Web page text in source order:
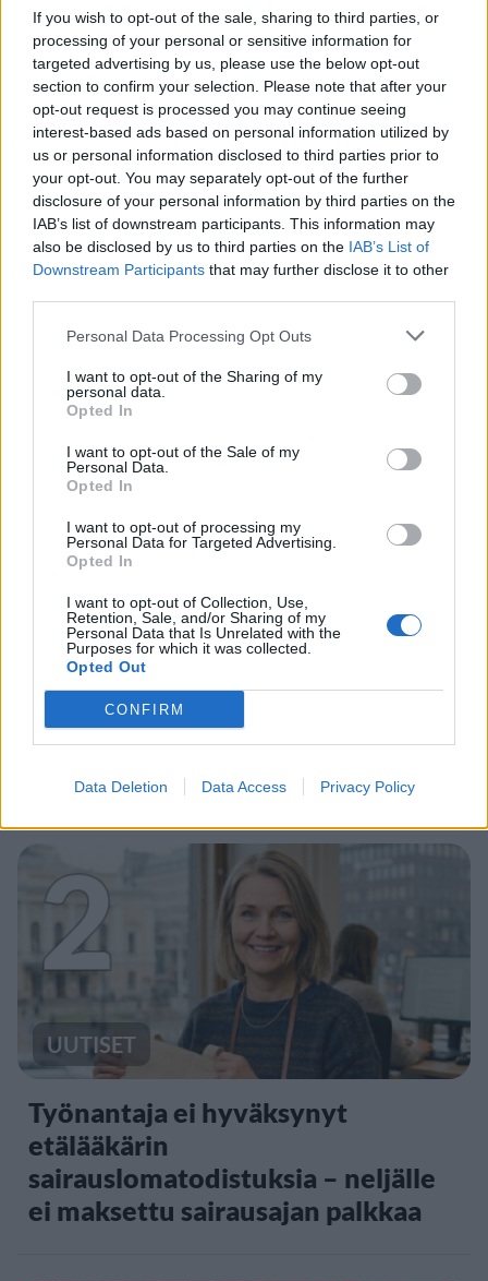
If you wish to opt-out of the sale, sharing to third parties, or
processing of your personal or sensitive information for
targeted advertising by us, please use the below opt-out
section to confirm your selection. Please note that after your
opt-out request is processed you may continue seeing
interest-based ads based on personal information utilized by
us or personal information disclosed to third parties prior to
your opt-out. You may separately opt-out of the further
disclosure of your personal information by third parties on the
IAB’s list of downstream participants. This information may
also be disclosed by us to third parties on the IAB’s List of
Downstream Participants that may further disclose it to other
Personal Data Processing Opt Outs
I want to opt-out of the Sharing of my
personal data.
Opted In
I want to opt-out of the Sale of my
Personal Data.
Opted In
I want to opt-out of processing my
Personal Data for Targeted Advertising.
Opted In
I want to opt-out of Collection, Use,
Retention, Sale, and/or Sharing of my
Personal Data that Is Unrelated with the
Purposes for which it was collected.
Opted Out
CONFIRM
Data Deletion Data Access Privacy Policy
Staran luetuimmat
1
VIIHDEUUTISET
Alexander Stubb ja Aleksander
Barkov juhlivat Eppu Normaalia –
yksityiskohta herätti huomiota
2
UUTISET
Työnantaja ei hyväksynyt
etälääkärin
sairauslomatodistuksia – neljälle
ei maksettu sairausajan palkkaa